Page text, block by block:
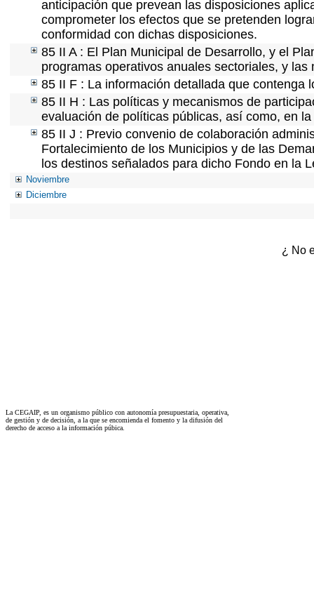
anticipación que prevean las disposiciones
comprometer los efectos que se pretenden
conformidad con dichas disposiciones.
85 II A : El Plan Municipal de Desarrollo, y el
programas operativos anuales sectoriales, y
85 II F : La información detallada que contenga
85 II H : Las políticas y mecanismos de
evaluación de políticas públicas, así como, en
85 II J : Previo convenio de colaboración
Fortalecimiento de los Municipios y de las
los destinos señalados para dicho Fondo en la
Noviembre
Diciembre
¿ No
La CEGAIP, es un organismo público con autonomía presupuestaria, operativa,
de gestión y de decisión, a la que se encomienda el fomento y la difusión del
derecho de acceso a la información púbica.